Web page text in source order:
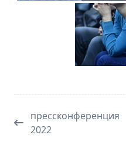
прессконференция
2022